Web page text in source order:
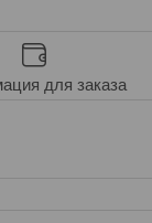
для заказа